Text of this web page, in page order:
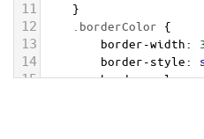
11 }
12 .borderColor {
13 border-width:
14 border-style:
15 border-color: